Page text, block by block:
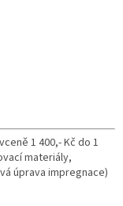
1 400,- Kč do 1
materiály,
úprava impregnace)